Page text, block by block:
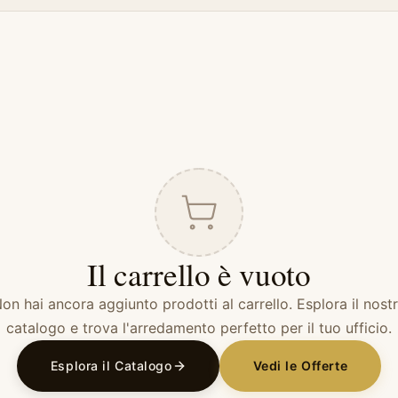
Il carrello è vuoto
hai ancora aggiunto prodotti al carrello. Esplora il
catalogo e trova l'arredamento perfetto per il tuo ufficio.
Esplora il Catalogo Vedi le Offerte